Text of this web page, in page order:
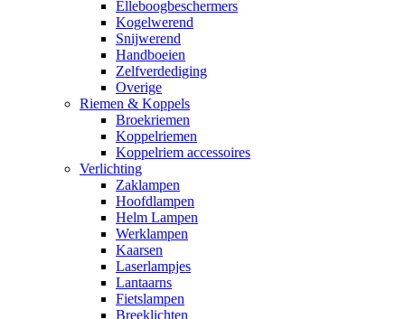
Elleboogbeschermers
Kogelwerend
Snijwerend
Handboeien
Zelfverdediging
Overige
Riemen & Koppels
Broekriemen
Koppelriemen
Koppelriem accessoires
Verlichting
Zaklampen
Hoofdlampen
Helm Lampen
Werklampen
Kaarsen
Laserlampjes
Lantaarns
Fietslampen
Breeklichten